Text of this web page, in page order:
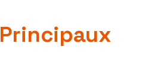
Principaux